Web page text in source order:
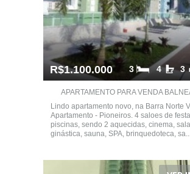
R$1.100.000 3
4
3
APARTAMENTO PARA VENDA
Lindo apartamento novo, na Barra Norte
Apartamento - Pioneiros. 4 saloes de
piscinas, sendo 2 aquecidas, cinema,
ginástica, sauna, SPA, brinquedoteca,